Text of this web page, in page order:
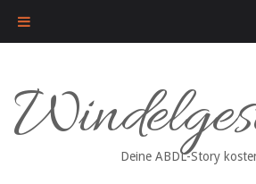
content
Deine ABDL-Story